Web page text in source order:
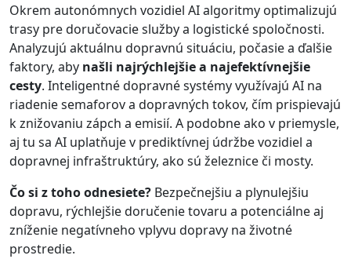
Okrem autonómnych vozidiel AI algoritmy optimalizujú
trasy pre doručovacie služby a logistické spoločnosti.
Analyzujú aktuálnu dopravnú situáciu, počasie a ďalšie
faktory, aby našli najrýchlejšie a najefektívnejšie
cesty. Inteligentné dopravné systémy využívajú AI na
riadenie semaforov a dopravných tokov, čím prispievajú
k znižovaniu zápch a emisií. A podobne ako v priemysle,
aj tu sa AI uplatňuje v prediktívnej údržbe vozidiel a
dopravnej infraštruktúry, ako sú železnice či mosty.
Čo si z toho odnesiete? Bezpečnejšiu a plynulejšiu
dopravu, rýchlejšie doručenie tovaru a potenciálne aj
zníženie negatívneho vplyvu dopravy na životné
prostredie.